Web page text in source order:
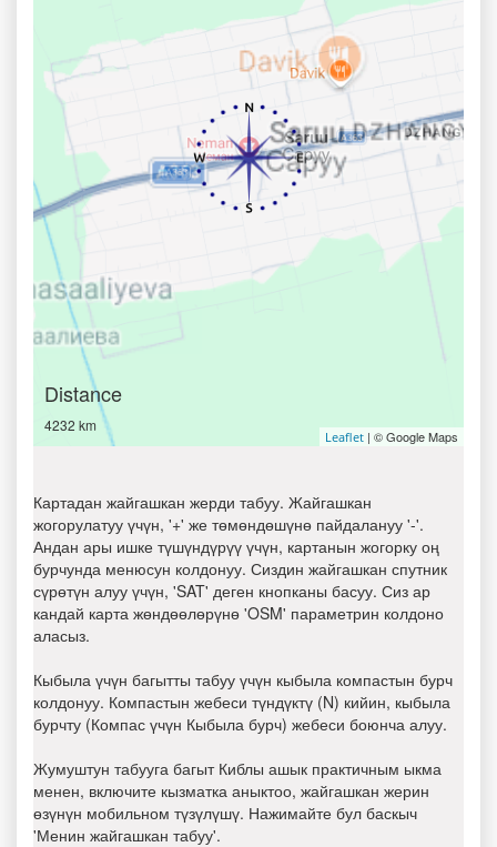
Distance
4232 km
Leaflet | © Google Maps
Картадан жайгашкан жерди табуу. Жайгашкан
жогорулатуу үчүн, '+' же төмөндөшүнө пайдалануу '-'.
Андан ары ишке түшүндүрүү үчүн, картанын жогорку оң
бурчунда менюсун колдонуу. Сиздин жайгашкан спутник
сүрөтүн алуу үчүн, 'SAT' деген кнопканы басуу. Сиз ар
кандай карта жөндөөлөрүнө 'OSM' параметрин колдоно
аласыз.
Кыбыла үчүн багытты табуу үчүн кыбыла компастын бурч
колдонуу. Компастын жебеси түндүктү (N) кийин, кыбыла
бурчту (Компас үчүн Кыбыла бурч) жебеси боюнча алуу.
Жумуштун табууга багыт Киблы ашык практичным ыкма
менен, включите кызматка аныктоо, жайгашкан жерин
өзүнүн мобильном түзүлүшү. Нажимайте бул баскыч
'Менин жайгашкан табуу'.